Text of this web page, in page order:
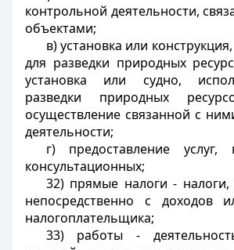
контрольной деятельности,
объектами;
в) установка или
для разведки природных
установка или судно,
разведки природных
осуществление связанной с
деятельности;
г) предоставление
консультационных;
32) прямые налоги -
непосредственно с доходов
налогоплательщика;
33) работы -